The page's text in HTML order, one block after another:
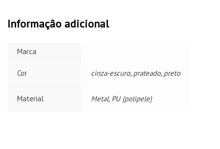
Informação adicional
Marca
Cor cinza-escuro, prateado, preto
Material Metal, PU (polipele)